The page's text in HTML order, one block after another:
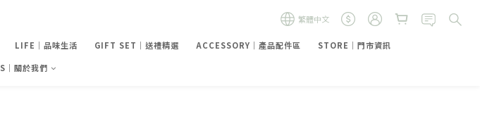
繁體中文
LIFE｜品味生活 GIFT SET｜送禮精選 ACCESSORY｜產品配件區
STORE｜門市資訊
關於我們